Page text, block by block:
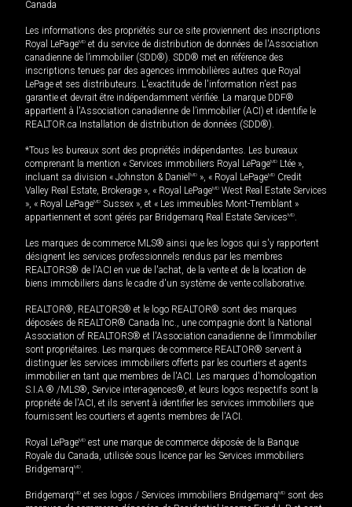
Canada
Les informations des propriétés sur ce site proviennent des inscriptions
Royal LePageMD et du service de distribution de données de l'Association
canadienne de l’immobilier (SDD®). SDD® met en référence des
inscriptions tenues par des agences immobilières autres que Royal
LePage et ses distributeurs. L'exactitude de l'information n'est pas
garantie et devrait être indépendamment vérifiée. La marque DDF®
appartient à l'Association canadienne de l’immobilier (ACI) et identifie le
REALTOR.ca Installation de distribution de données (SDD®).
*Tous les bureaux sont des propriétés indépendantes. Les bureaux
comprenant la mention « Services immobiliers Royal LePageMD Ltée »,
incluant sa division « Johnston & Daniel MD », « Royal LePageMD Credit
Valley Real Estate, Brokerage », « Royal LePageMD West Real Estate Services
», « Royal LePageMD Sussex », et « Les immeubles Mont-Tremblant »
appartiennent et sont gérés par Bridgemarq Real Estate ServicesMD.
Les marques de commerce MLS® ainsi que les logos qui s'y rapportent
désignent les services professionnels rendus par les membres
REALTORS® de l'ACI en vue de l'achat, de la vente et de la location de
biens immobiliers dans le cadre d'un système de vente collaborative.
REALTOR®, REALTORS® et le logo REALTOR® sont des marques
déposées de REALTOR® Canada Inc., une compagnie dont la National
Association of REALTORS® et l'Association canadienne de l’immobilier
sont propriétaires. Les marques de commerce REALTOR® servent à
distinguer les services immobiliers offerts par les courtiers et agents
immobilier en tant que membres de l'ACI. Les marques d'homologation
S.I.A.® /MLS®, Service inter-agences®, et leurs logos respectifs sont la
propriété de l'ACI, et ils servent à identifier les services immobiliers que
fournissent les courtiers et agents membres de l'ACI.
Royal LePageMD est une marque de commerce déposée de la Banque
Royale du Canada, utilisée sous licence par les Services immobiliers
BridgemarqMD.
BridgemarqMD et ses logos / Services immobiliers BridgemarqMD sont des